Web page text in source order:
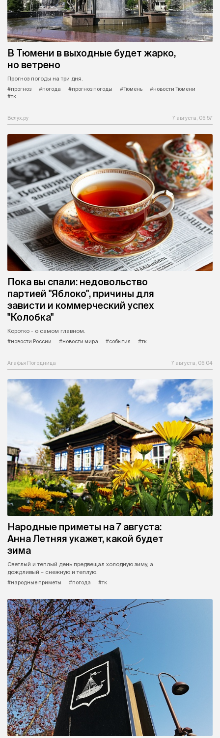
В Тюмени в выходные будет жарко,
но ветрено
Прогноз погоды на три дня.
#прогноз
#погода #прогноз погоды #Тюмень
#новости Тюмени
#тк
Вслух.ру 7 августа, 06:57
Пока вы спали: недовольство
партией "Яблоко", причины для
зависти и коммерческий успех
"Колобка"
Коротко - о самом главном.
#новости России
#новости мира #события #тк
Агафья Погодница 7 августа, 06:04
Народные приметы на 7 августа:
Анна Летняя укажет, какой будет
зима
Светлый и теплый день предвещал холодную зиму, а
дождливый – снежную и теплую.
#народные приметы
#погода #тк